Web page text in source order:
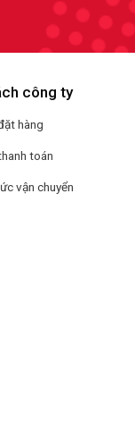
công ty
hàng
toán
vận chuyển